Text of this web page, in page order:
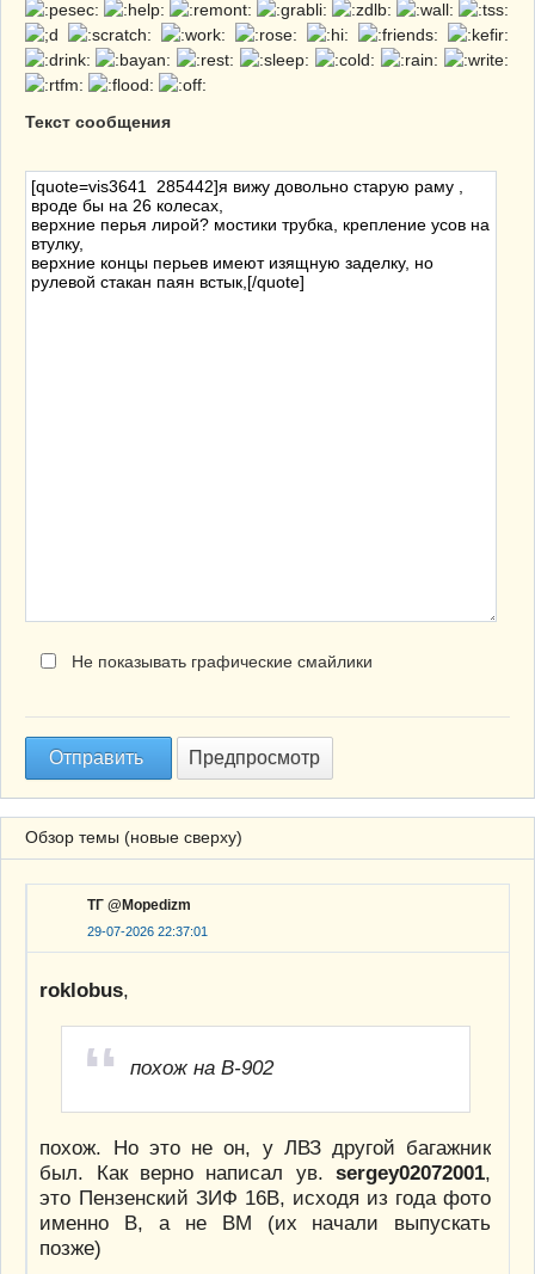
Текст сообщения
Не показывать графические смайлики
Обзор темы (новые сверху)
ТГ @Mopedizm
29-07-2026 22:37:01
roklobus,
похож на В-902
похож. Но это не он, у ЛВЗ другой багажник
был. Как верно написал ув.sergey02072001,
это Пензенский ЗИФ 16В, исходя из года фото
именно В, а не ВМ (их начали выпускать
позже)